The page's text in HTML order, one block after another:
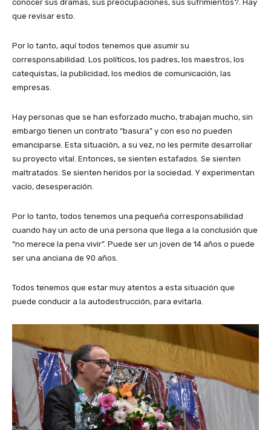
conocer sus dramas, sus preocupaciones, sus sufrimientos?. Hay
que revisar esto.
Por lo tanto, aquí todos tenemos que asumir su
corresponsabilidad. Los políticos, los padres, los maestros, los
catequistas, la publicidad, los medios de comunicación, las
empresas.
Hay personas que se han esforzado mucho, trabajan mucho, sin
embargo tienen un contrato “basura” y con eso no pueden
emanciparse. Esta situación, a su vez, no les permite desarrollar
su proyecto vital. Entonces, se sienten estafados. Se sienten
maltratados. Se sienten heridos por la sociedad. Y experimentan
vacío, desesperación.
Por lo tanto, todos tenemos una pequeña corresponsabilidad
cuando hay un acto de una persona que llega a la conclusión que
“no merece la pena vivir”. Puede ser un joven de 14 años o puede
ser una anciana de 90 años.
Todos tenemos que estar muy atentos a esta situación que
puede conducir a la autodestrucción, para evitarla.